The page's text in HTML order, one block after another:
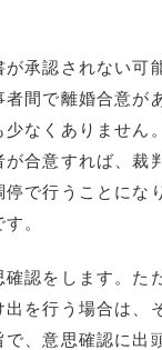
承認されない可
間で離婚合意が
なくありません
合意すれば、裁
で行うことにな
。
認をします。た
を行う場合は、
、意思確認に